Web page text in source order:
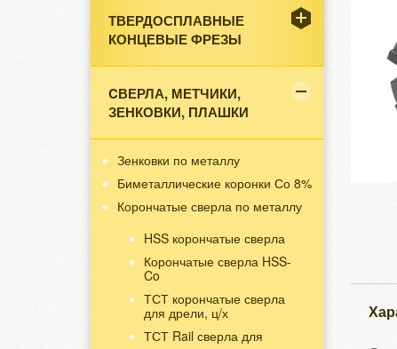
ТВЕРДОСПЛАВНЫЕ
КОНЦЕВЫЕ ФРЕЗЫ
CВЕРЛА, МЕТЧИКИ,
ЗЕНКОВКИ, ПЛАШКИ
Зенковки по металлу
Биметаллические коронки Со 8%
Корончатые сверла по металлу
HSS корончатые сверла
Корончатые сверла HSS-
Co
ТСТ корончатые сверла
для дрели, ц/х
ТСТ Rail сверла для